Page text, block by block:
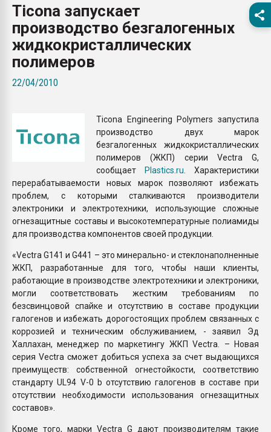
вакуумного
Продам отходы
поликарбоната и АБС-
Armaloy PC/ABS-1IM
Ticona запускает
производство безгалогенных
жидкокристаллических
полимеров
22/04/2010
Ticona Engineering Polymers запустила
производство двух марок
безгалогенных жидкокристаллических
полимеров (ЖКП) серии Vectra G,
сообщает Plastics.ru . Характеристики
перерабатываемости новых марок позволяют избежать
проблем, с которыми сталкиваются производители
электроники и электротехники, использующие сложные
огнезащитные составы и высокотемпературные полиамиды
для производства компонентов своей продукции.
«Vectra G141 и G441 ­– это минерально- и стеклонаполненные
ЖКП, разработанные для того, чтобы наши клиенты,
работающие в производстве электротехники и электроники,
могли соответствовать жестким требованиям по
безсвинцовой спайке и отсутствию в составе продукции
галогенов и избежать дорогостоящих проблем связанных с
коррозией и техническим обслуживанием, - заявил Эд
Халлахан, менеджер по маркетингу ЖКП Vectra. – Новая
серия Vectra сможет добиться успеха за счет выдающихся
преимуществ: собственной огнестойкости, соответствию
стандарту UL94 V-0 b отсутствию галогенов в составе при
отсутствии необходимости использования огнезащитных
составов».
Кроме того, марки Vectra G дают производителям такие